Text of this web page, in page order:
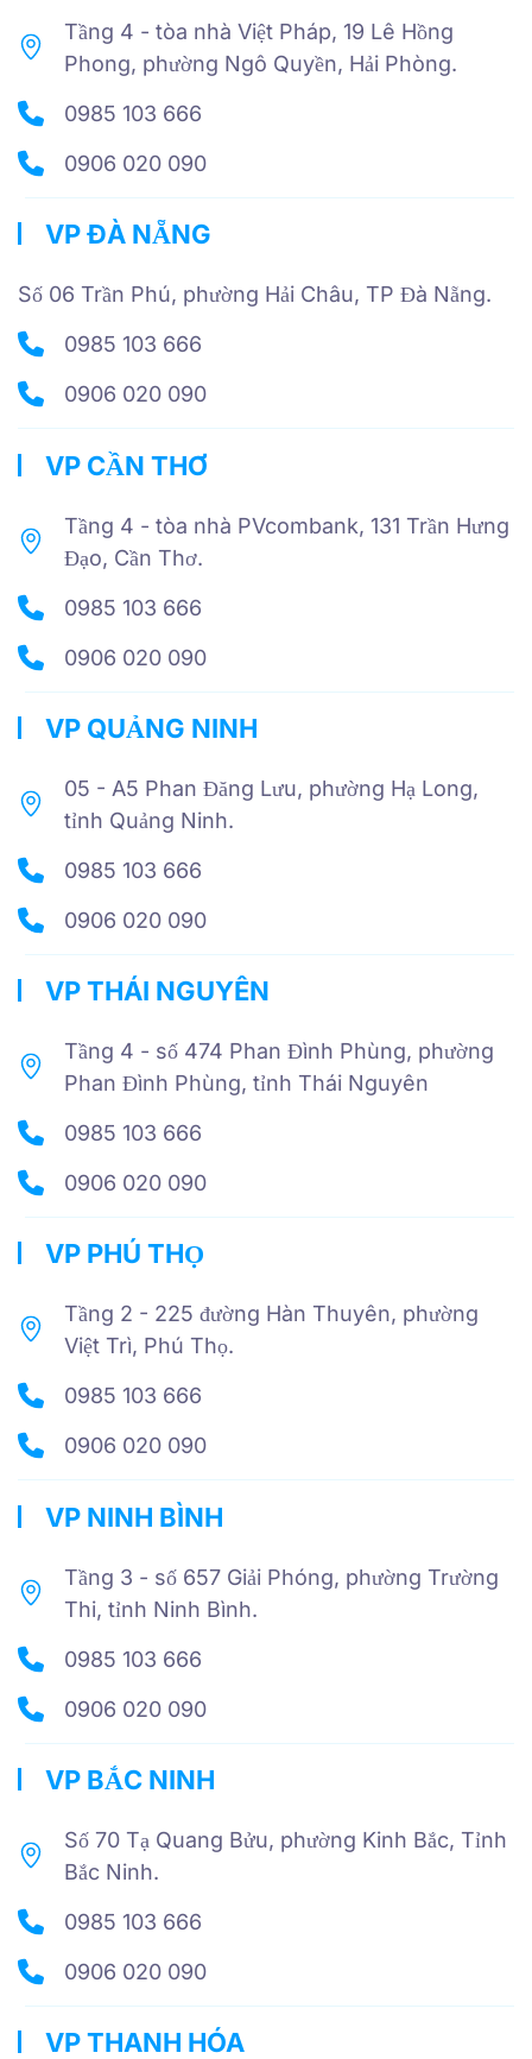
Tầng 4 - tòa nhà Việt Pháp, 19 Lê Hồng
Phong, phường Ngô Quyền, Hải Phòng.
0985 103 666
0906 020 090
VP ĐÀ NẴNG
Số 06 Trần Phú, phường Hải Châu, TP Đà Nẵng.
0985 103 666
0906 020 090
VP CẦN THƠ
Tầng 4 - tòa nhà PVcombank, 131 Trần Hưng
Đạo, Cần Thơ.
0985 103 666
0906 020 090
VP QUẢNG NINH
05 - A5 Phan Đăng Lưu, phường Hạ Long,
tỉnh Quảng Ninh.
0985 103 666
0906 020 090
VP THÁI NGUYÊN
Tầng 4 - số 474 Phan Đình Phùng, phường
Phan Đình Phùng, tỉnh Thái Nguyên
0985 103 666
0906 020 090
VP PHÚ THỌ
Tầng 2 - 225 đường Hàn Thuyên, phường
Việt Trì, Phú Thọ.
0985 103 666
0906 020 090
VP NINH BÌNH
Tầng 3 - số 657 Giải Phóng, phường Trường
Thi, tỉnh Ninh Bình.
0985 103 666
0906 020 090
VP BẮC NINH
Số 70 Tạ Quang Bửu, phường Kinh Bắc, Tỉnh
Bắc Ninh.
0985 103 666
0906 020 090
VP THANH HÓA